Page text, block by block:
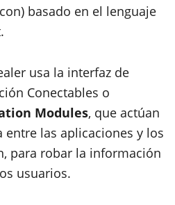
basado en el lenguaje
usa la interfaz de
Conectables o
Modules, que actúan
las aplicaciones y los
para robar la información
usuarios.